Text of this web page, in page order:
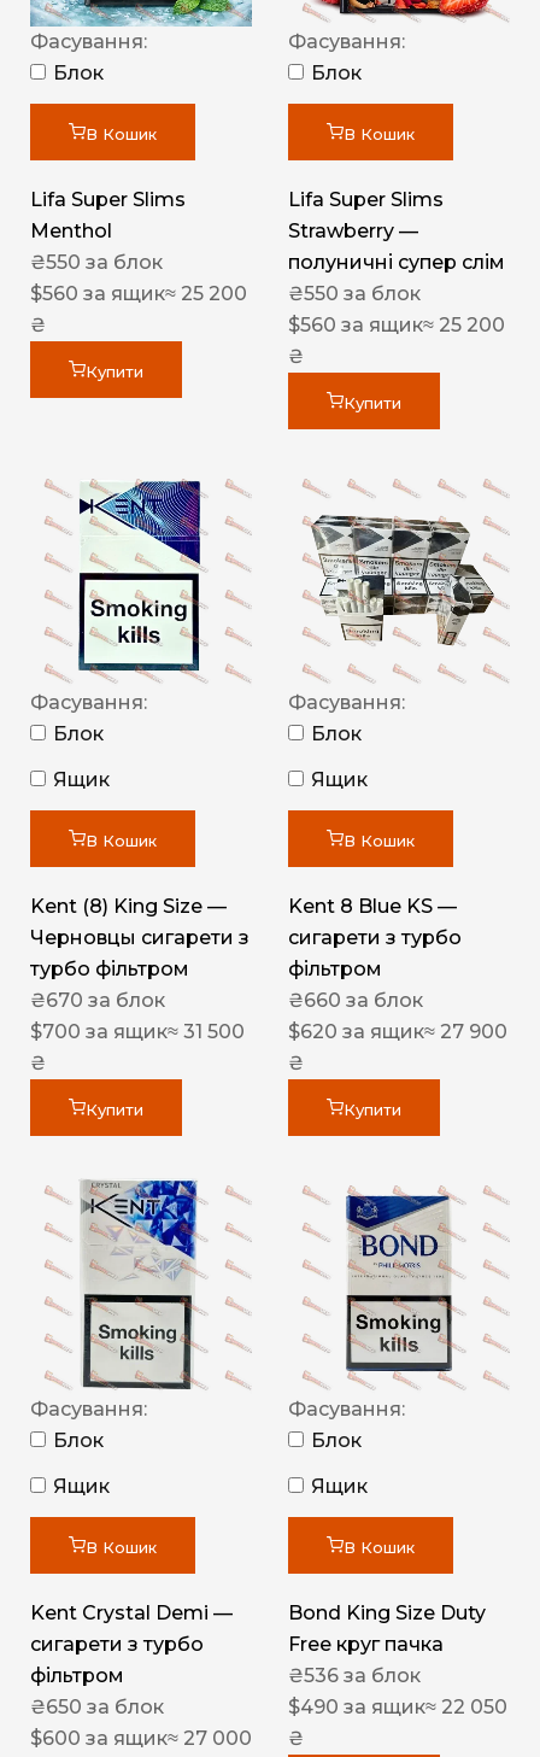
Фасування:
Блок
В Кошик
Lifa Super Slims
Menthol
₴550 за блок
$560 за ящик≈ 25 200
₴
Купити
Фасування:
Блок
В Кошик
Lifa Super Slims
Strawberry —
полуничні супер слім
₴550 за блок
$560 за ящик≈ 25 200
₴
Купити
Фасування:
Блок
Ящик
В Кошик
Kent (8) King Size —
Черновцы сигарети з
турбо фільтром
₴670 за блок
$700 за ящик≈ 31 500
₴
Купити
Фасування:
Блок
Ящик
В Кошик
Kent 8 Blue KS —
сигарети з турбо
фільтром
₴660 за блок
$620 за ящик≈ 27 900
₴
Купити
Фасування:
Блок
Ящик
В Кошик
Kent Crystal Demi —
сигарети з турбо
фільтром
₴650 за блок
$600 за ящик≈ 27 000
Фасування:
Блок
Ящик
В Кошик
Bond King Size Duty
Free круг пачка
₴536 за блок
$490 за ящик≈ 22 050
₴